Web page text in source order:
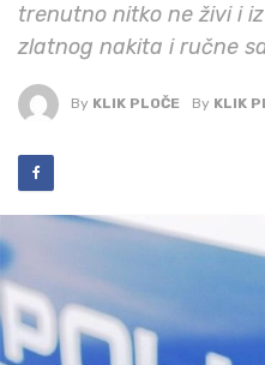
trenutno nitko ne živi i
zlatnog nakita i ručne
By KLIK PLOČE By KLIK